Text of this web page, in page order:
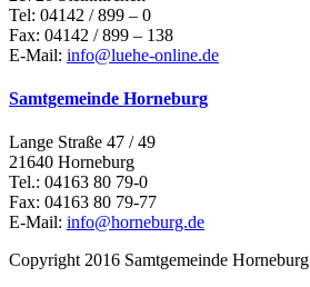
Tel: 04142 / 899 – 0
Fax: 04142 / 899 – 138
E-Mail: info@luehe-online.de
Samtgemeinde Horneburg
Lange Straße 47 / 49
21640 Horneburg
Tel.: 04163 80 79-0
Fax: 04163 80 79-77
E-Mail: info@horneburg.de
Copyright 2016 Samtgemeinde Horneburg